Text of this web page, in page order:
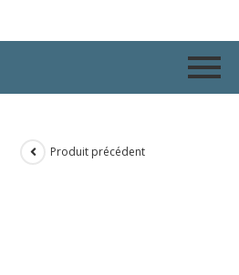
Produit précédent